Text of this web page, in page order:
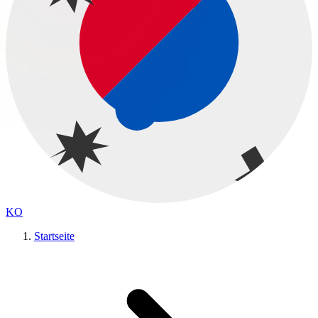
KO
Startseite